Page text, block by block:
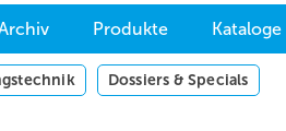
Produkte Kataloge
Dossiers & Specials